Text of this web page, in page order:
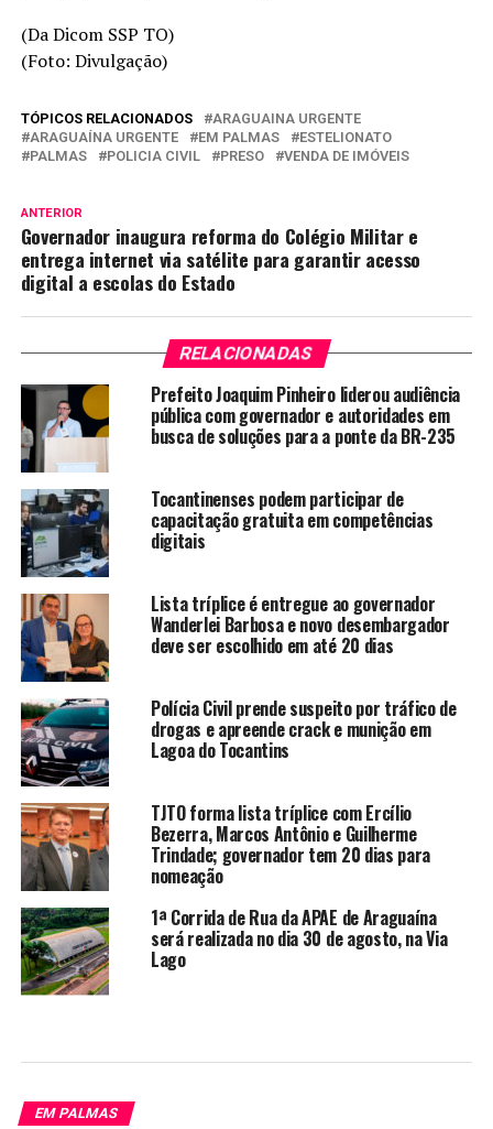
(Da Dicom SSP TO)
(Foto: Divulgação)
TÓPICOS RELACIONADOS
ARAGUAINA URGENTE
ARAGUAÍNA URGENTE
EM PALMAS
ESTELIONATO
PALMAS
POLICIA CIVIL PRESO VENDA DE IMÓVEIS
ANTERIOR
Governador inaugura reforma do Colégio Militar e
entrega internet via satélite para garantir acesso
digital a escolas do Estado
RELACIONADAS
Prefeito Joaquim Pinheiro liderou audiência
pública com governador e autoridades em
busca de soluções para a ponte da BR-235
Tocantinenses podem participar de
capacitação gratuita em competências
digitais
Lista tríplice é entregue ao governador
Wanderlei Barbosa e novo desembargador
deve ser escolhido em até 20 dias
Polícia Civil prende suspeito por tráfico de
drogas e apreende crack e munição em
Lagoa do Tocantins
TJTO forma lista tríplice com Ercílio
Bezerra, Marcos Antônio e Guilherme
Trindade; governador tem 20 dias para
nomeação
1ª Corrida de Rua da APAE de Araguaína
será realizada no dia 30 de agosto, na Via
Lago
EM PALMAS